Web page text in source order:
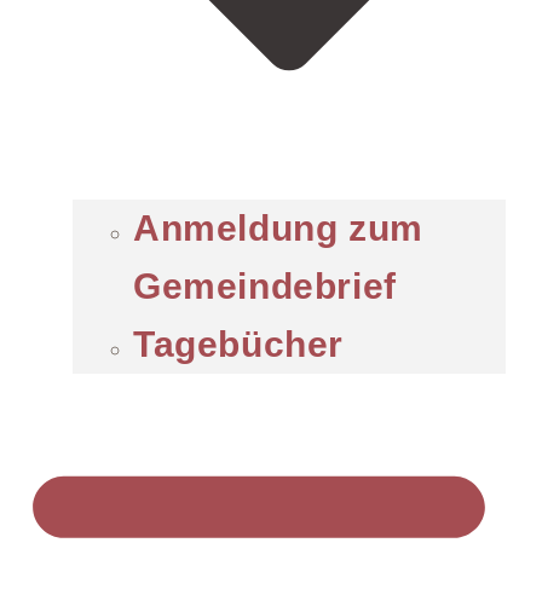
Anmeldung zum
Gemeindebrief
Tagebücher